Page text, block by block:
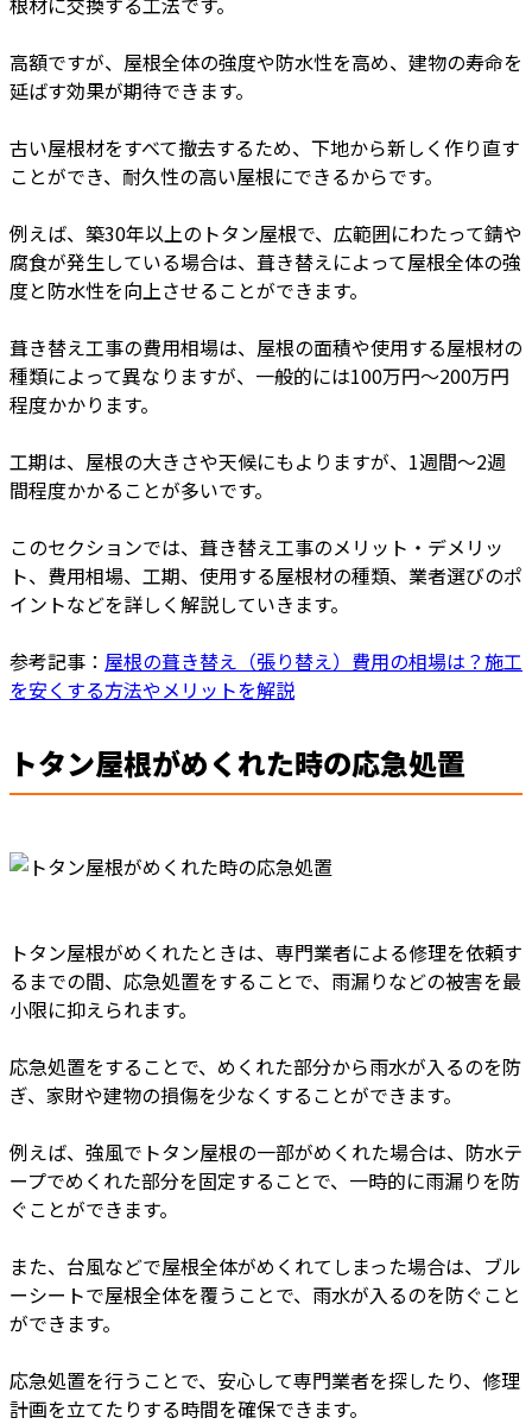
高額ですが、屋根全体の強度や防水性を高め、建物の寿命を
延ばす効果が期待できます。
古い屋根材をすべて撤去するため、下地から新しく作り直す
ことができ、耐久性の高い屋根にできるからです。
例えば、築30年以上のトタン屋根で、広範囲にわたって錆や
腐食が発生している場合は、葺き替えによって屋根全体の強
度と防水性を向上させることができます。
葺き替え工事の費用相場は、屋根の面積や使用する屋根材の
種類によって異なりますが、一般的には100万円～200万円
程度かかります。
工期は、屋根の大きさや天候にもよりますが、1週間～2週
間程度かかることが多いです。
このセクションでは、葺き替え工事のメリット・デメリッ
ト、費用相場、工期、使用する屋根材の種類、業者選びのポ
イントなどを詳しく解説していきます。
参考記事： 屋根の葺き替え（張り替え）費用の相場は？施工
を安くする方法やメリットを解説
トタン屋根がめくれた時の応急処置
トタン屋根がめくれたときは、専門業者による修理を依頼す
るまでの間、応急処置をすることで、雨漏りなどの被害を最
小限に抑えられます。
応急処置をすることで、めくれた部分から雨水が入るのを防
ぎ、家財や建物の損傷を少なくすることができます。
例えば、強風でトタン屋根の一部がめくれた場合は、防水テ
ープでめくれた部分を固定することで、一時的に雨漏りを防
ぐことができます。
また、台風などで屋根全体がめくれてしまった場合は、ブル
ーシートで屋根全体を覆うことで、雨水が入るのを防ぐこと
ができます。
応急処置を行うことで、安心して専門業者を探したり、修理
計画を立てたりする時間を確保できます。